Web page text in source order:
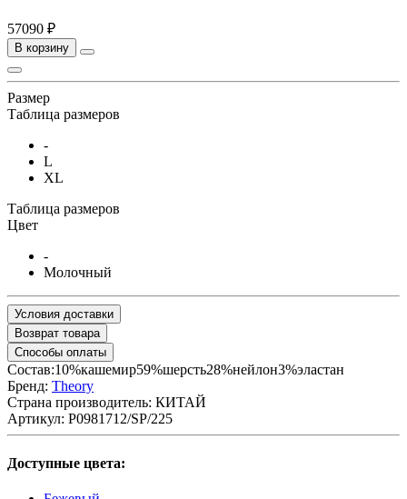
57090 ₽
В корзину
Размер
Таблица размеров
-
L
XL
Таблица размеров
Цвет
-
Молочный
Условия доставки
Возврат товара
Способы оплаты
Состав:10%кашемир59%шерсть28%нейлон3%эластан
Бренд: Theory
Страна производитель: КИТАЙ
Артикул: P0981712/SP/225
Доступные цвета: